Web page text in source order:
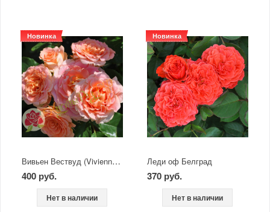
Новинка
Вивьен Вествуд (Vivienne Westwood)
400 руб.
Нет в наличии
Новинка
Леди оф Белград
370 руб.
Нет в наличии